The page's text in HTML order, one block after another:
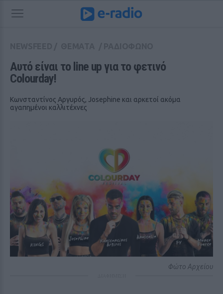
Αυτό είναι το line up για το φετινό
Colourday!
Κωνσταντίνος Αργυρός, Josephine και αρκετοί ακόμα
αγαπημένοι καλλιτέχνες
Φώτο Αρχείου